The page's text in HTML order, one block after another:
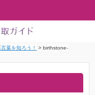
葉を知ろう！ > birthstone-